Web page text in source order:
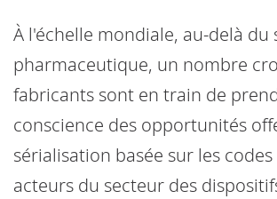
À l'échelle mondiale, au-delà du
pharmaceutique, un nombre
fabricants sont en train de
conscience des opportunités
sérialisation basée sur les codes
acteurs du secteur des